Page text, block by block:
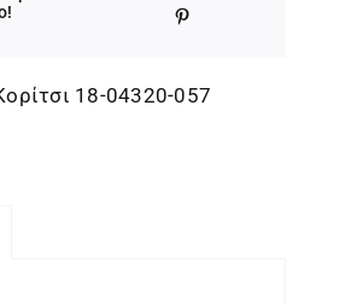
€. 18-04320-057